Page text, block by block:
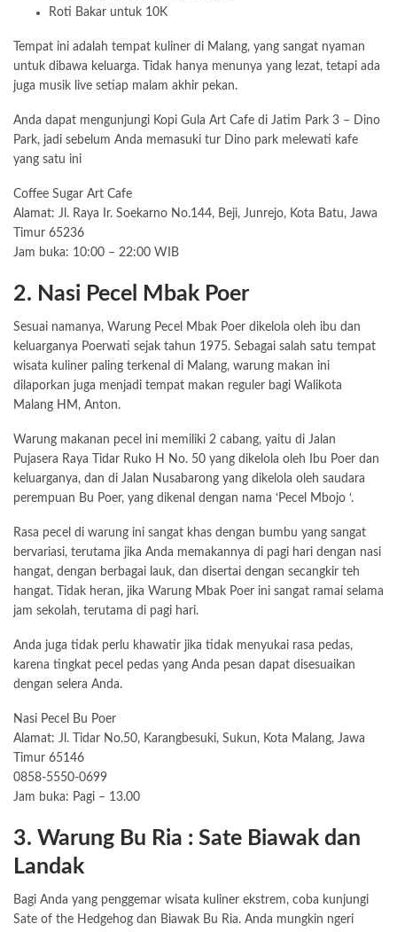
Roti Bakar untuk 10K
Tempat ini adalah tempat kuliner di Malang, yang sangat nyaman
untuk dibawa keluarga. Tidak hanya menunya yang lezat, tetapi ada
juga musik live setiap malam akhir pekan.
Anda dapat mengunjungi Kopi Gula Art Cafe di Jatim Park 3 – Dino
Park, jadi sebelum Anda memasuki tur Dino park melewati kafe
yang satu ini
Coffee Sugar Art Cafe
Alamat: Jl. Raya Ir. Soekarno No.144, Beji, Junrejo, Kota Batu, Jawa
Timur 65236
Jam buka: 10:00 – 22:00 WIB
2. Nasi Pecel Mbak Poer
Sesuai namanya, Warung Pecel Mbak Poer dikelola oleh ibu dan
keluarganya Poerwati sejak tahun 1975. Sebagai salah satu tempat
wisata kuliner paling terkenal di Malang, warung makan ini
dilaporkan juga menjadi tempat makan reguler bagi Walikota
Malang HM, Anton.
Warung makanan pecel ini memiliki 2 cabang, yaitu di Jalan
Pujasera Raya Tidar Ruko H No. 50 yang dikelola oleh Ibu Poer dan
keluarganya, dan di Jalan Nusabarong yang dikelola oleh saudara
perempuan Bu Poer, yang dikenal dengan nama ‘Pecel Mbojo ‘.
Rasa pecel di warung ini sangat khas dengan bumbu yang sangat
bervariasi, terutama jika Anda memakannya di pagi hari dengan nasi
hangat, dengan berbagai lauk, dan disertai dengan secangkir teh
hangat. Tidak heran, jika Warung Mbak Poer ini sangat ramai selama
jam sekolah, terutama di pagi hari.
Anda juga tidak perlu khawatir jika tidak menyukai rasa pedas,
karena tingkat pecel pedas yang Anda pesan dapat disesuaikan
dengan selera Anda.
Nasi Pecel Bu Poer
Alamat: Jl. Tidar No.50, Karangbesuki, Sukun, Kota Malang, Jawa
Timur 65146
0858-5550-0699
Jam buka: Pagi – 13.00
3. Warung Bu Ria : Sate Biawak dan
Landak
Bagi Anda yang penggemar wisata kuliner ekstrem, coba kunjungi
Sate of the Hedgehog dan Biawak Bu Ria. Anda mungkin ngeri